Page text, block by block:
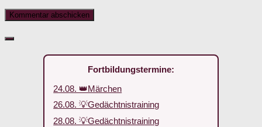
Fortbildungstermine:
24.08. 👑Märchen
26.08. 💡Gedächtnistraining
28.08. 💡Gedächtnistraining